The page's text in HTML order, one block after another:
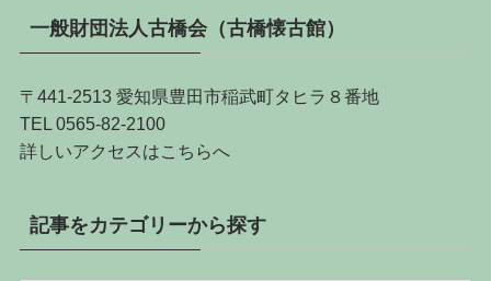
一般財団法人古橋会（古橋懐古館）
〒441-2513 愛知県豊田市稲武町タヒラ８番地
TEL 0565-82-2100
詳しいアクセスはこちらへ
記事をカテゴリーから探す